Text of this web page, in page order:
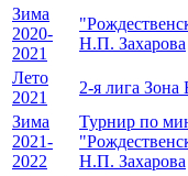
Зима
2020-
2021
Н.П. Захарова
Лето
2021
2-я лига Зона
Зима
2021-
2022
Турнир по
Н.П. Захарова